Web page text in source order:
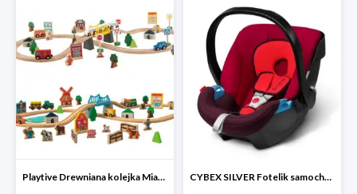
Playtive Drewniana kolejka Miasto lub Farma CYBEX SILVER Fotelik samochodowy